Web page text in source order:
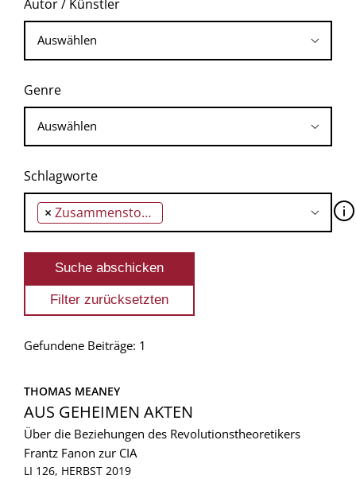
Autor / Künstler
Genre
Schlagworte
× Zusammenstoß zwischen kolonialer und kolonisierter Welt 🛈
Gefundene Beiträge: 1
THOMAS MEANEY
AUS GEHEIMEN AKTEN
Über die Beziehungen des Revolutionstheoretikers
Frantz Fanon zur CIA
LI 126, HERBST 2019